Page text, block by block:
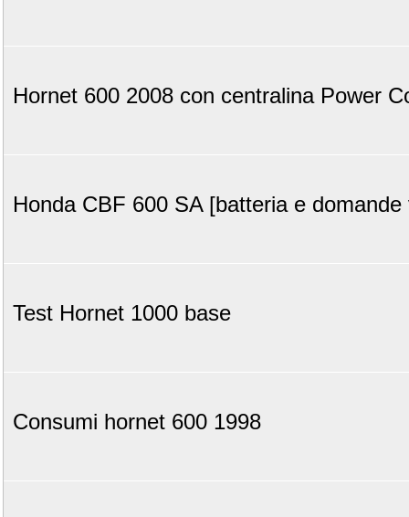
Hornet 600 2008 con centralina Power
Honda CBF 600 SA [batteria e domande
Test Hornet 1000 base
Consumi hornet 600 1998